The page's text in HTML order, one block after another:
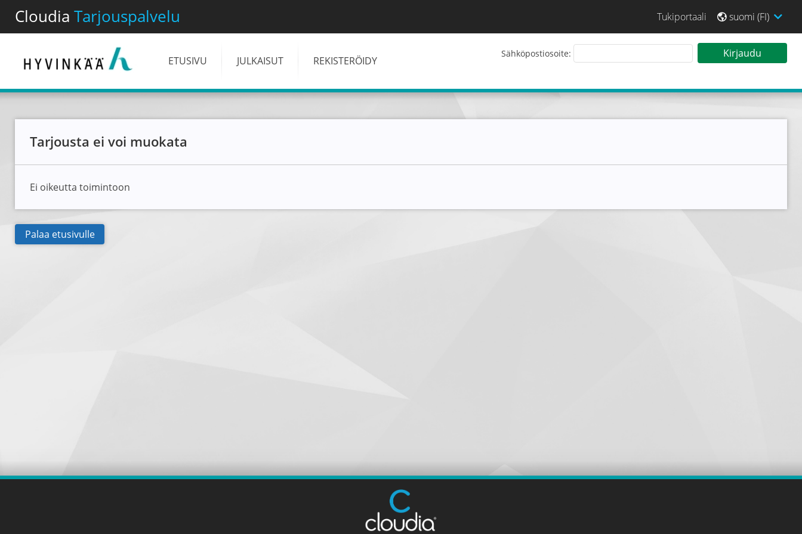
Cloudia Tarjouspalvelu Tukiportaali suomi (FI)
ETUSIVU JULKAISUT REKISTERÖIDY
Kirjaudu sisään Tarjouspalveluun
Sähköpostiosoite: Kirjaudu
Tarjousta ei voi muokata
Ei oikeutta toimintoon
Palaa etusivulle